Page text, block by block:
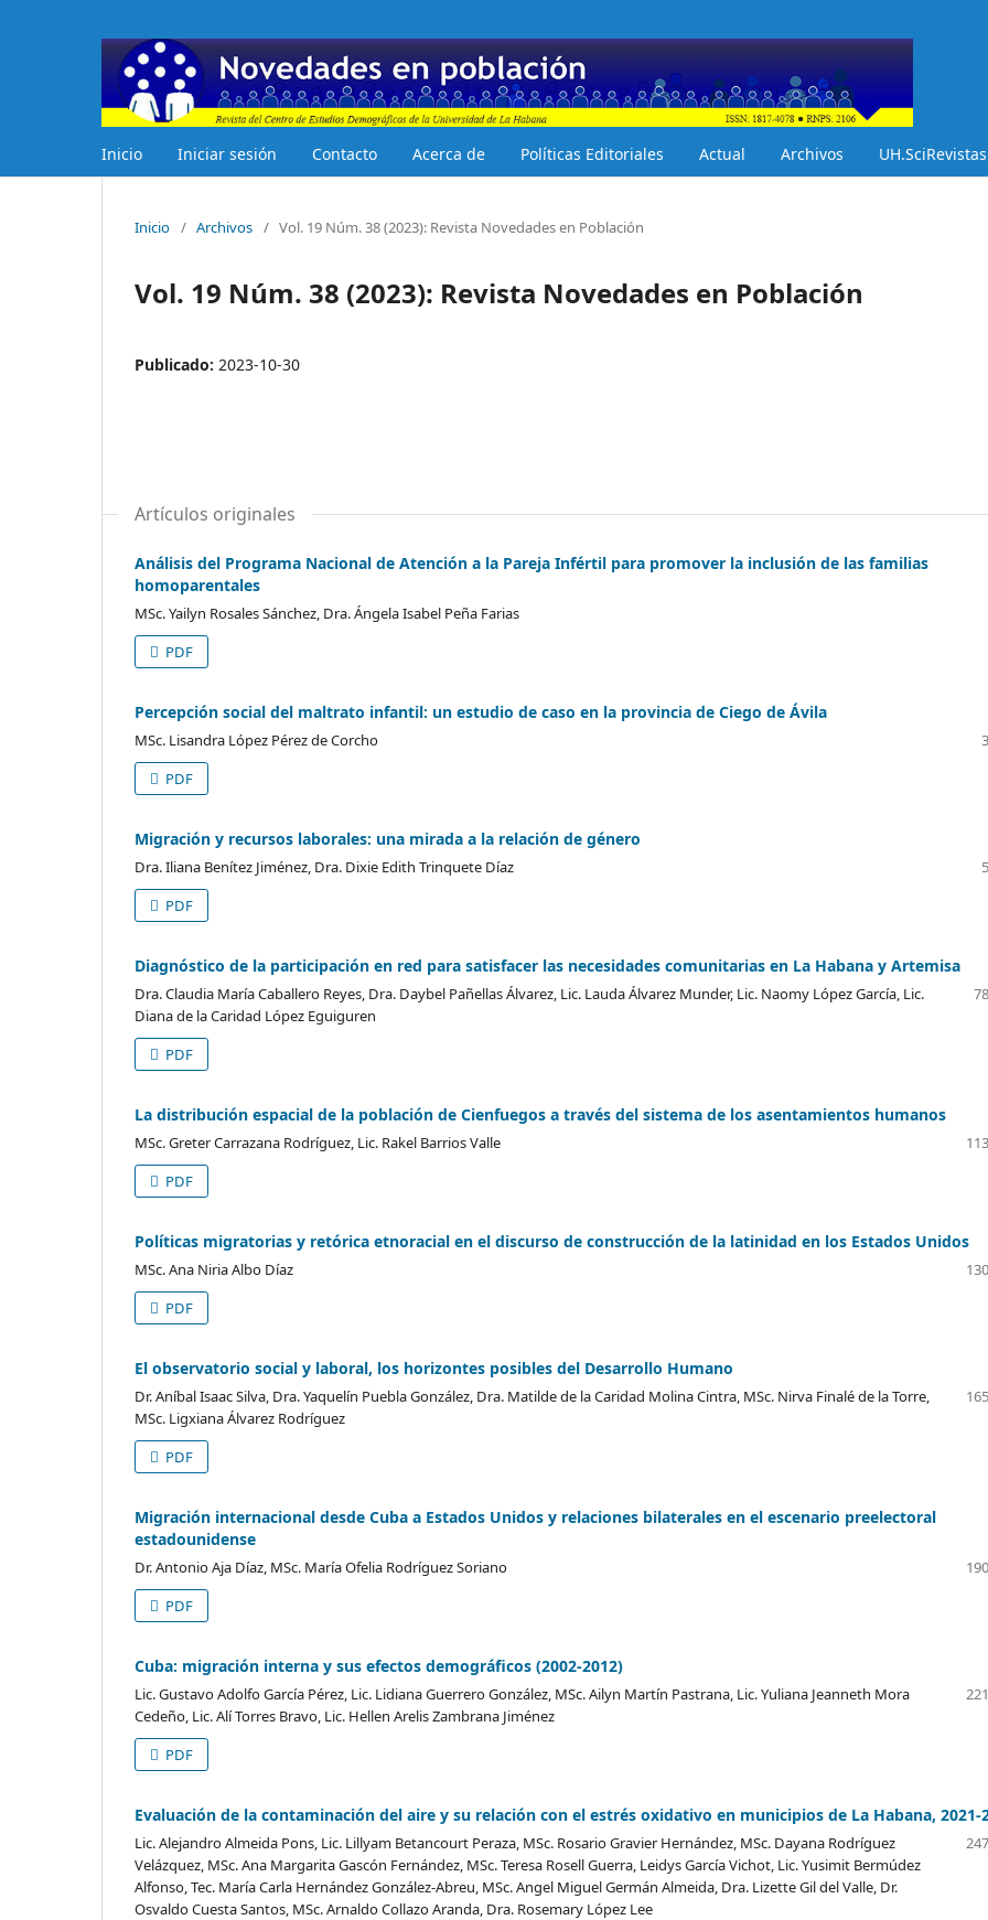
Inicio Iniciar sesión Contacto Acerca de Políticas Editoriales Actual Archivos UH.SciRevistas
Inicio / Archivos / Vol. 19 Núm. 38 (2023): Revista Novedades en Población
Vol. 19 Núm. 38 (2023): Revista Novedades en Población
Publicado: 2023-10-30
Artículos originales
Análisis del Programa Nacional de Atención a la Pareja Infértil para promover la inclusión de las familias
homoparentales
MSc. Yailyn Rosales Sánchez, Dra. Ángela Isabel Peña Farias
PDF
Percepción social del maltrato infantil: un estudio de caso en la provincia de Ciego de Ávila
MSc. Lisandra López Pérez de Corcho
PDF
Migración y recursos laborales: una mirada a la relación de género
Dra. Iliana Benítez Jiménez, Dra. Dixie Edith Trinquete Díaz
PDF
Diagnóstico de la participación en red para satisfacer las necesidades comunitarias en La Habana y Artemisa
Dra. Claudia María Caballero Reyes, Dra. Daybel Pañellas Álvarez, Lic. Lauda Álvarez Munder, Lic. Naomy López García, Lic.
Diana de la Caridad López Eguiguren
PDF
La distribución espacial de la población de Cienfuegos a través del sistema de los asentamientos humanos
MSc. Greter Carrazana Rodríguez, Lic. Rakel Barrios Valle
PDF
Políticas migratorias y retórica etnoracial en el discurso de construcción de la latinidad en los Estados Unidos
MSc. Ana Niria Albo Díaz
PDF
El observatorio social y laboral, los horizontes posibles del Desarrollo Humano
Dr. Aníbal Isaac Silva, Dra. Yaquelín Puebla González, Dra. Matilde de la Caridad Molina Cintra, MSc. Nirva Finalé de la Torre,
MSc. Ligxiana Álvarez Rodríguez
PDF
Migración internacional desde Cuba a Estados Unidos y relaciones bilaterales en el escenario preelectoral
estadounidense
Dr. Antonio Aja Díaz, MSc. María Ofelia Rodríguez Soriano
PDF
Cuba: migración interna y sus efectos demográficos (2002-2012)
Lic. Gustavo Adolfo García Pérez, Lic. Lidiana Guerrero González, MSc. Ailyn Martín Pastrana, Lic. Yuliana Jeanneth Mora
Cedeño, Lic. Alí Torres Bravo, Lic. Hellen Arelis Zambrana Jiménez
PDF
Evaluación de la contaminación del aire y su relación con el estrés oxidativo en municipios de La Habana, 2021-
Lic. Alejandro Almeida Pons, Lic. Lillyam Betancourt Peraza, MSc. Rosario Gravier Hernández, MSc. Dayana Rodríguez
Velázquez, MSc. Ana Margarita Gascón Fernández, MSc. Teresa Rosell Guerra, Leidys García Vichot, Lic. Yusimit Bermúdez
Alfonso, Tec. María Carla Hernández González-Abreu, MSc. Angel Miguel Germán Almeida, Dra. Lizette Gil del Valle, Dr.
Osvaldo Cuesta Santos, MSc. Arnaldo Collazo Aranda, Dra. Rosemary López Lee